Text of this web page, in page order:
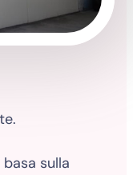
sulla